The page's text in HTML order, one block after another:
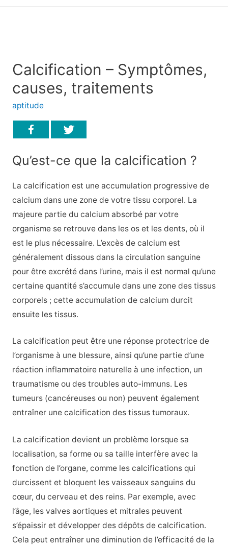
Calcification – Symptômes,
causes, traitements
aptitude
Qu’est-ce que la calcification ?
La calcification est une accumulation progressive de
calcium dans une zone de votre tissu corporel. La
majeure partie du calcium absorbé par votre
organisme se retrouve dans les os et les dents, où il
est le plus nécessaire. L’excès de calcium est
généralement dissous dans la circulation sanguine
pour être excrété dans l’urine, mais il est normal qu’une
certaine quantité s’accumule dans une zone des tissus
corporels ; cette accumulation de calcium durcit
ensuite les tissus.
La calcification peut être une réponse protectrice de
l’organisme à une blessure, ainsi qu’une partie d’une
réaction inflammatoire naturelle à une infection, un
traumatisme ou des troubles auto-immuns. Les
tumeurs (cancéreuses ou non) peuvent également
entraîner une calcification des tissus tumoraux.
La calcification devient un problème lorsque sa
localisation, sa forme ou sa taille interfère avec la
fonction de l’organe, comme les calcifications qui
durcissent et bloquent les vaisseaux sanguins du
cœur, du cerveau et des reins. Par exemple, avec
l’âge, les valves aortiques et mitrales peuvent
s’épaissir et développer des dépôts de calcification.
Cela peut entraîner une diminution de l’efficacité de la